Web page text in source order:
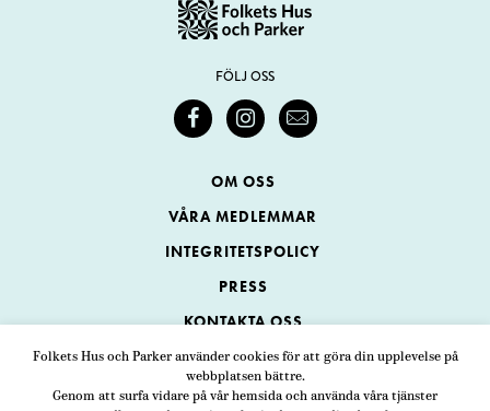
Folkets Hus och Parker använder cookies för att göra din upplevelse på
webbplatsen bättre.
Genom att surfa vidare på vår hemsida och använda våra tjänster
FÖLJ OSS
OM OSS
VÅRA MEDLEMMAR
INTEGRITETSPOLICY
PRESS
KONTAKTA OSS
Folkets Hus och Parker